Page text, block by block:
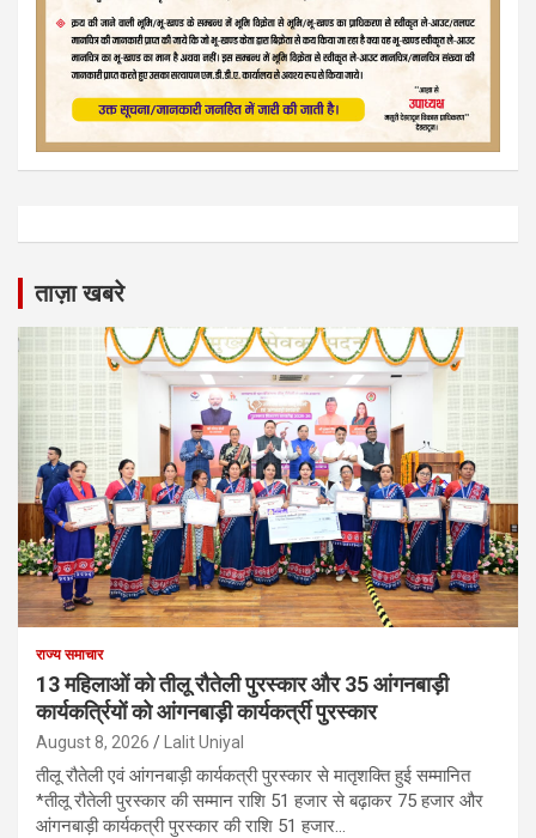
ताज़ा खबरे
राज्य समाचार
13 महिलाओं को तीलू रौतेली पुरस्कार और 35 आंगनबाड़ी
कार्यकर्त्रियों को आंगनबाड़ी कार्यकर्त्री पुरस्कार
August 8, 2026 Lalit Uniyal
तीलू रौतेली एवं आंगनबाड़ी कार्यकत्री पुरस्कार से मातृशक्ति हुई सम्मानित
*तीलू रौतेली पुरस्कार की सम्मान राशि 51 हजार से बढ़ाकर 75 हजार और
आंगनबाड़ी कार्यकत्री पुरस्कार की राशि 51 हजार…